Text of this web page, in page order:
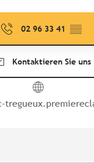
02 96 33 41 ▒▒
Kontaktieren Sie uns